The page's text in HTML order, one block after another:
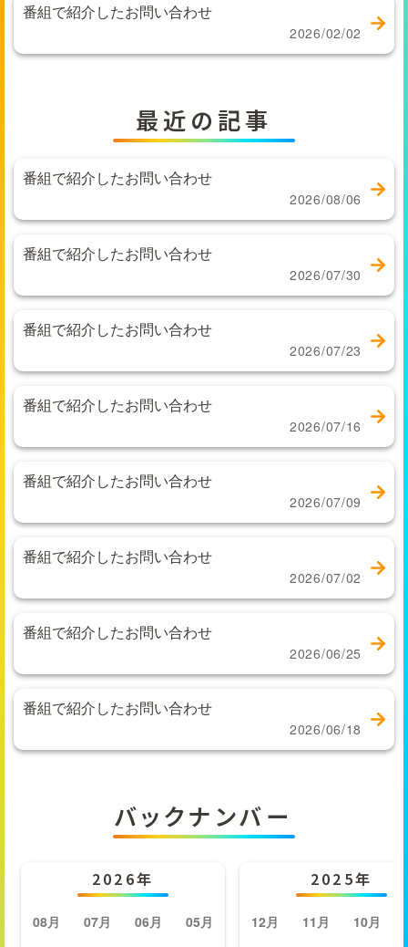
番組で紹介したお問い合わせ
2026/02/02
最近の記事
番組で紹介したお問い合わせ
2026/08/06
番組で紹介したお問い合わせ
2026/07/30
番組で紹介したお問い合わせ
2026/07/23
番組で紹介したお問い合わせ
2026/07/16
番組で紹介したお問い合わせ
2026/07/09
番組で紹介したお問い合わせ
2026/07/02
番組で紹介したお問い合わせ
2026/06/25
番組で紹介したお問い合わせ
2026/06/18
バックナンバー
2026年
08月 07月 06月
05月
2025年
12月 11月 10月